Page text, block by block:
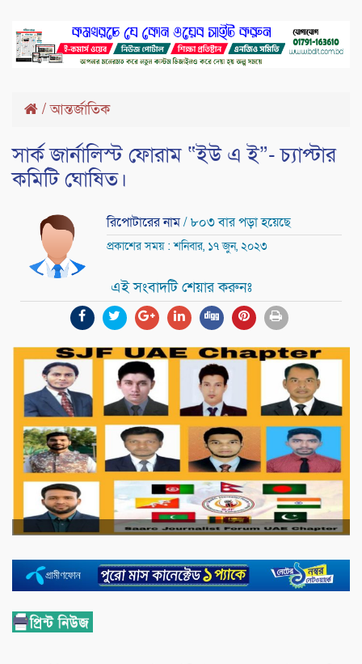
/আন্তর্জাতিক
সার্ক জার্নালিস্ট ফোরাম “ইউ এ ই”- চ্যাপ্টার
কমিটি ঘোষিত।
রিপোটারের নাম/ ৮০৩ বার পড়া হয়েছে
প্রকাশের সময় : শনিবার, ১৭ জুন, ২০২৩
এই সংবাদটি শেয়ার করুনঃ